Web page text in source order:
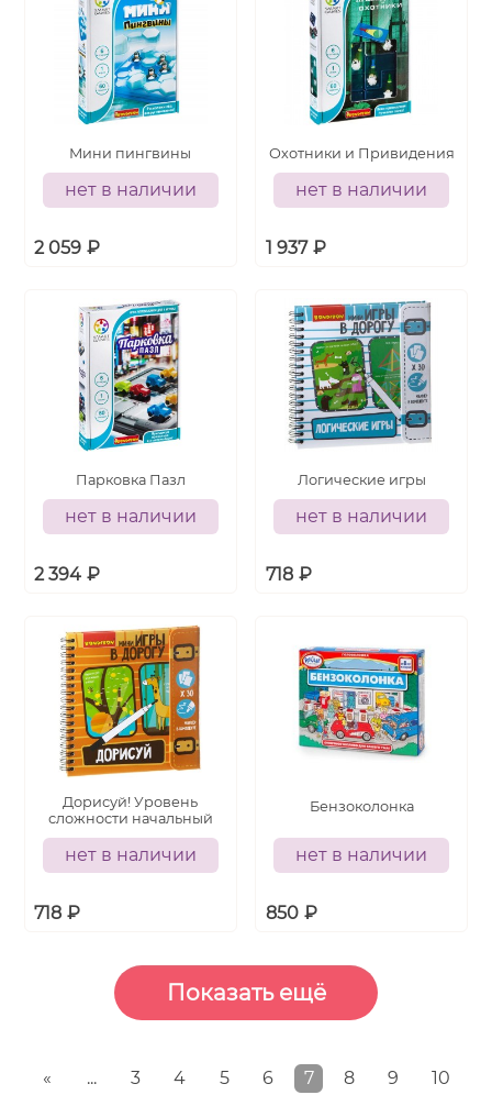
Мини пингвины
нет в наличии
2 059 ₽
Охотники и Привидения
нет в наличии
1 937 ₽
Парковка Пазл
нет в наличии
2 394 ₽
Логические игры
нет в наличии
718 ₽
Дорисуй! Уровень
сложности начальный
нет в наличии
718 ₽
Бензоколонка
нет в наличии
850 ₽
« ... 3 4 5 6 7 8 9
10